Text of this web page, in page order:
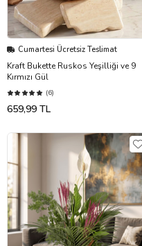
Cumartesi Ücretsiz Teslimat
Kraft Bukette Ruskos Yeşilliği ve 9
Kırmızı Gül
(6)
659,99 TL